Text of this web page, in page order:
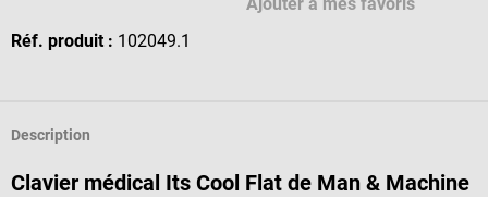
Réf. produit : 102049.1
Description
Clavier médical Its Cool Flat de Man & Machine